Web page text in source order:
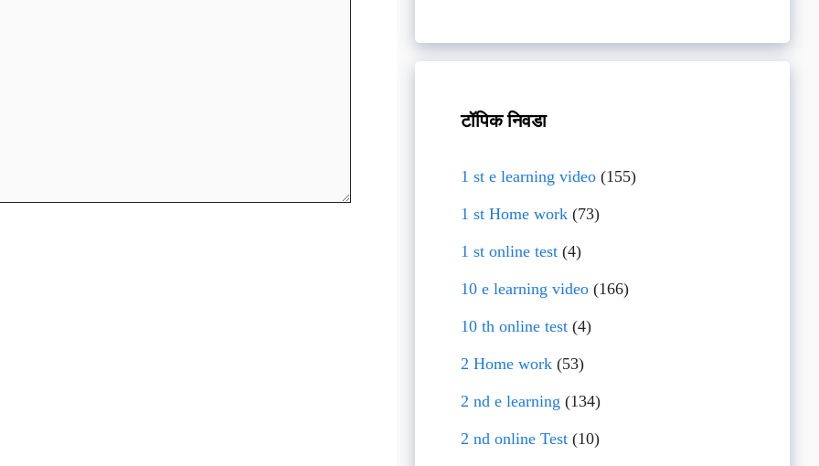
टॉपिक निवडा
1 st e learning video(155)
1 st Home work(73)
1 st online test(4)
10 e learning video(166)
10 th online test(4)
2 Home work(53)
2 nd e learning (134)
2 nd online Test(10)